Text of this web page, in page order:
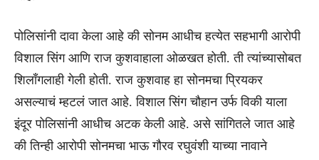
पोलिसांनी दावा केला आहे की सोनम आधीच हत्येत सहभागी आरोपी
विशाल सिंग आणि राज कुशवाहाला ओळखत होती. ती त्यांच्यासोबत
शिलाँगलाही गेली होती. राज कुशवाह हा सोनमचा प्रियकर
असल्याचं म्हटलं जात आहे. विशाल सिंग चौहान उर्फ विकी याला
इंदूर पोलिसांनी आधीच अटक केली आहे. असे सांगितले जात आहे
की तिन्ही आरोपी सोनमचा भाऊ गौरव रघुवंशी याच्या नावाने